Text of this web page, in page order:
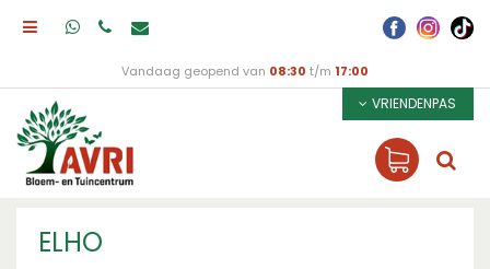
Vandaag geopend van 08:30 t/m 17:00
VRIENDENPAS
ELHO